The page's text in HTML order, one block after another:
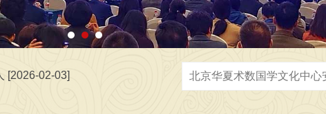
[2026-02-03]